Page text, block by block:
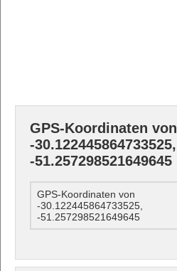
GPS-Koordinaten von
-30.122445864733525,
-51.257298521649645
GPS-Koordinaten von
-30.122445864733525,
-51.257298521649645